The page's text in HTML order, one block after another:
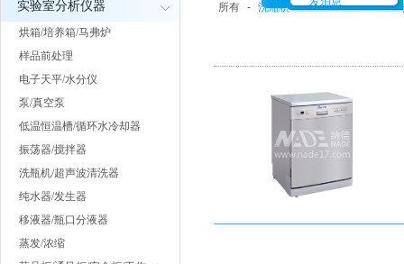
实验室分析仪器
烘箱/培养箱/马弗炉
样品前处理
电子天平/水分仪
泵/真空泵
低温恒温槽/循环水冷却器
振荡器/搅拌器
洗瓶机/超声波清洗器
纯水器/发生器
移液器/瓶口分液器
蒸发/浓缩
所有 - 洗瓶机 - 超声波清洗器 -